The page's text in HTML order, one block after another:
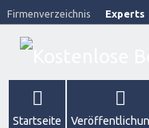
Firmenverzeichnis Experts
Startseite